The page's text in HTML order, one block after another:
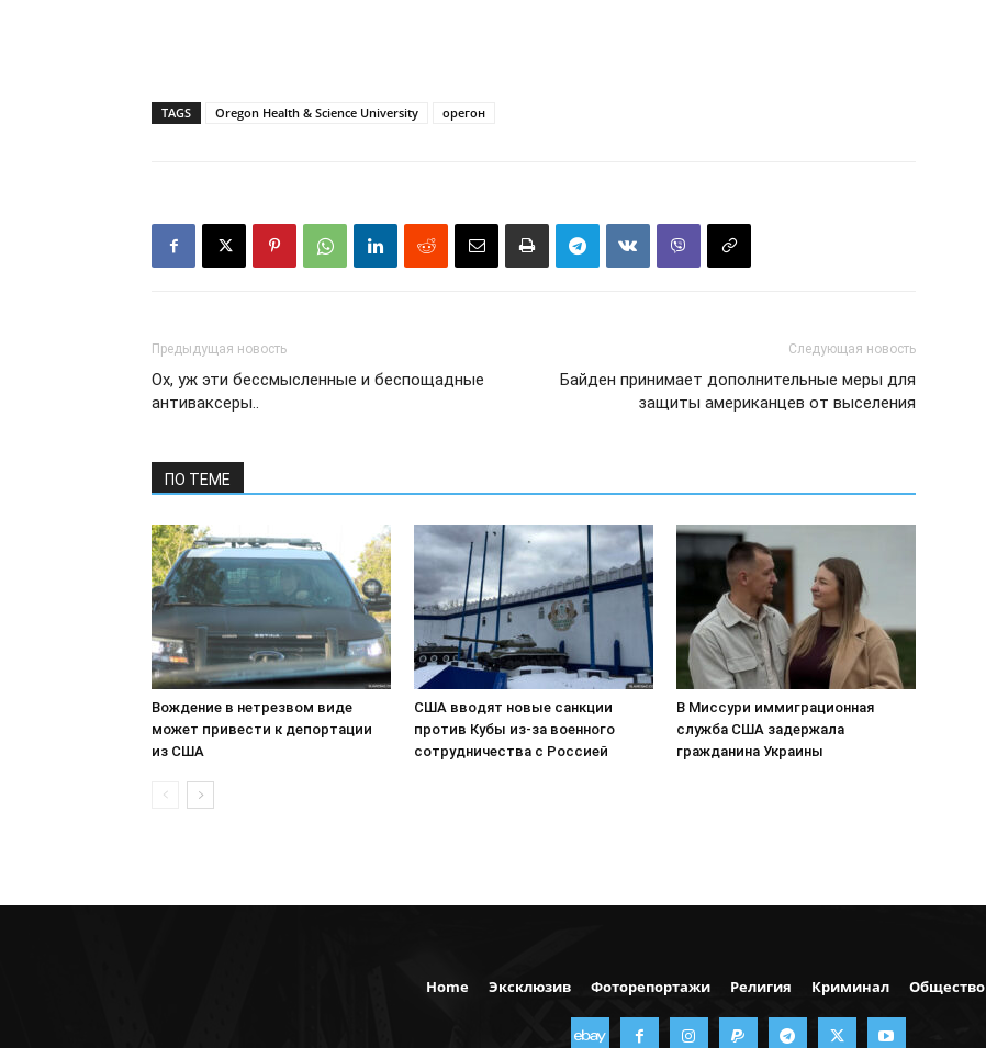
TAGS Oregon Health & Science University орегон
Предыдущая новость
Ох, уж эти бессмысленные и беспощадные
антиваксеры..
Следующая новость
Байден принимает дополнительные меры для
защиты американцев от выселения
ПО ТЕМЕ
Вождение в нетрезвом виде
может привести к депортации
из США
США вводят новые санкции
против Кубы из-за военного
сотрудничества с Россией
В Миссури иммиграционная
служба США задержала
гражданина Украины
Home Эксклюзив Фоторепортажи Религия Криминал Общество